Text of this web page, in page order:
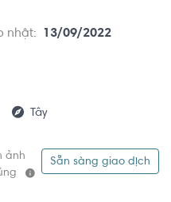
nhật: 13/09/2022
Tây
ảnh
Sẵn sàng giao dịch